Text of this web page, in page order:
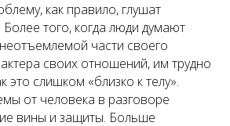
как правило, глушат
того, когда люди думают
части своего
своих отношений, им трудно
это слишком «близко к телу».
от человека в разговоре
вины и защиты. Больше